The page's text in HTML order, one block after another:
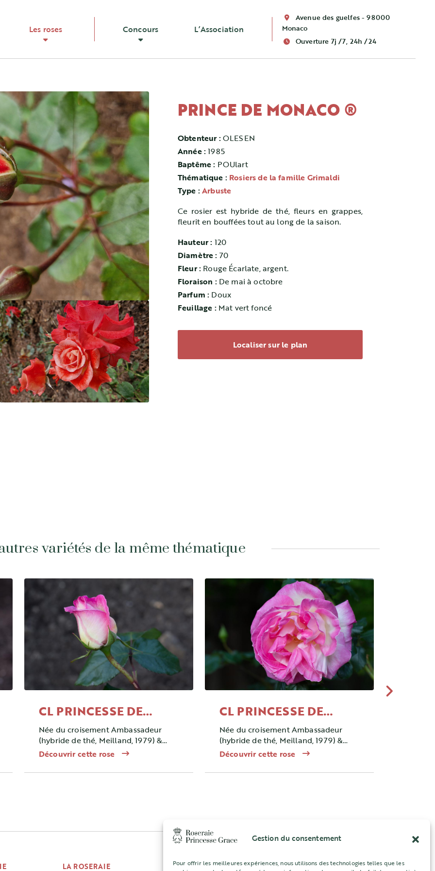
Gestion du consentement
Pour offrir les meilleures expériences, nous utilisons des technologies telles que les
Les roses Concours L’Association
Avenue des guelfes - 98000
Monaco
Ouverture 7j /7, 24h /24
PRINCE DE MONACO ®
Obtenteur :OLESEN
Année :1985
Baptême : POUlart
Thématique : Rosiers de la famille Grimaldi
Type :Arbuste
Ce rosier est hybride de thé, fleurs en grappes,
fleurit en bouffées tout au long de la saison.
Hauteur : 120
Diamètre : 70
Fleur : Rouge Écarlate, argent.
Floraison : De mai à octobre
Parfum : Doux
Feuillage : Mat vert foncé
Localiser sur le plan
variétés de la même thématique
CL PRINCESSE DE
MONACO ®
Née du croisement Ambassadeur
(hybride de thé, Meilland, 1979) &
paix (hybride de thé, Meilland 1935),
Découvrir cette rose
CL PRINCESSE DE
MONACO ®
Née du croisement Ambassadeur
(hybride de thé, Meilland, 1979) &
paix (hybride de thé, Meilland 1935),
Découvrir cette rose
LA ROSERAIE CONCOURS